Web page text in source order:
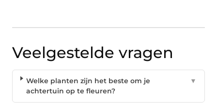
Veelgestelde vragen
Welke planten zijn het beste om je
achtertuin op te fleuren?
▼